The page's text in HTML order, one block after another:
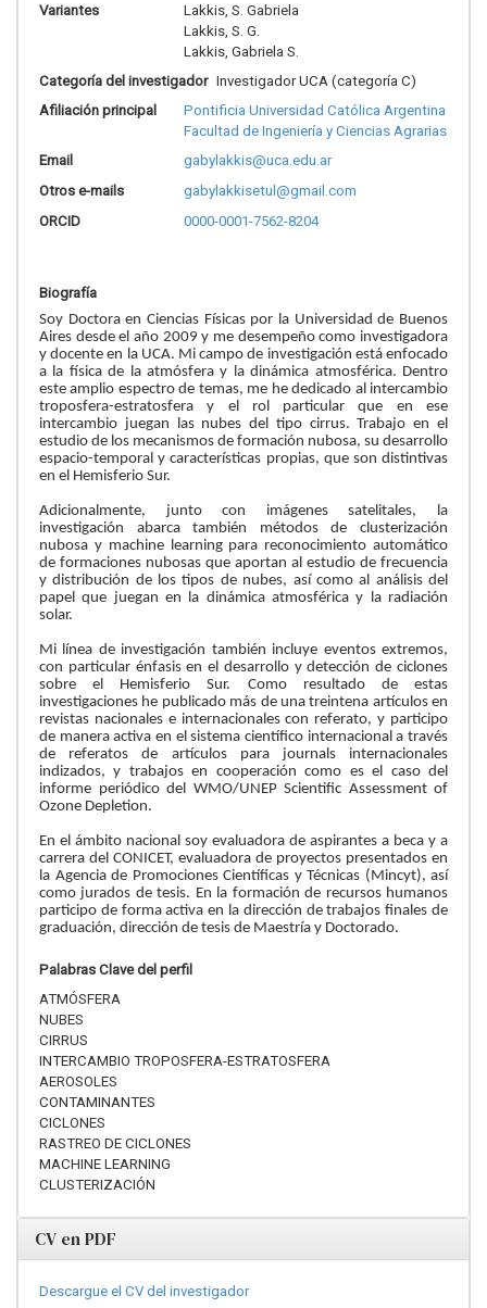
Variantes
Lakkis, S. Gabriela
Lakkis, S. G.
Lakkis, Gabriela S.
Categoría del investigador Investigador UCA (categoría C)
Afiliación principal
Pontificia Universidad Católica Argentina
Facultad de Ingeniería y Ciencias Agrarias
Email
gabylakkis@uca.edu.ar
Otros e-mails
gabylakkisetul@gmail.com
ORCID
0000-0001-7562-8204
Biografía
Soy Doctora en Ciencias Físicas por la Universidad de Buenos
Aires desde el año 2009 y me desempeño como investigadora
y docente en la UCA. Mi campo de investigación está enfocado
a la física de la atmósfera y la dinámica atmosférica. Dentro
este amplio espectro de temas, me he dedicado al intercambio
troposfera-estratosfera y el rol particular que en ese
intercambio juegan las nubes del tipo cirrus. Trabajo en el
estudio de los mecanismos de formación nubosa, su desarrollo
espacio-temporal y características propias, que son distintivas
en el Hemisferio Sur.
Adicionalmente, junto con imágenes satelitales, la
investigación abarca también métodos de clusterización
nubosa y machine learning para reconocimiento automático
de formaciones nubosas que aportan al estudio de frecuencia
y distribución de los tipos de nubes, así como al análisis del
papel que juegan en la dinámica atmosférica y la radiación
solar.
Mi línea de investigación también incluye eventos extremos,
con particular énfasis en el desarrollo y detección de ciclones
sobre el Hemisferio Sur. Como resultado de estas
investigaciones he publicado más de una treintena artículos en
revistas nacionales e internacionales con referato, y participo
de manera activa en el sistema científico internacional a través
de referatos de artículos para journals internacionales
indizados, y trabajos en cooperación como es el caso del
informe periódico del WMO/UNEP Scientific Assessment of
Ozone Depletion.
En el ámbito nacional soy evaluadora de aspirantes a beca y a
carrera del CONICET, evaluadora de proyectos presentados en
la Agencia de Promociones Científicas y Técnicas (Mincyt), así
como jurados de tesis. En la formación de recursos humanos
participo de forma activa en la dirección de trabajos finales de
graduación, dirección de tesis de Maestría y Doctorado.
Palabras Clave del perfil
ATMÓSFERA
NUBES
CIRRUS
INTERCAMBIO TROPOSFERA-ESTRATOSFERA
AEROSOLES
CONTAMINANTES
CICLONES
RASTREO DE CICLONES
MACHINE LEARNING
CLUSTERIZACIÓN
CV en PDF
Descargue el CV del investigador